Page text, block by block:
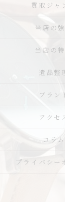
買取ジャ
当店の
当店の
遺品整
ブラン
アクセ
コラム
プライバシー